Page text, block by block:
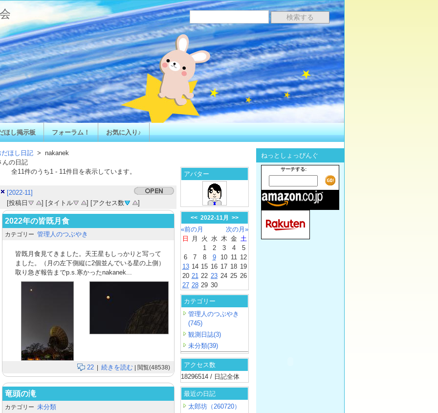
ほし掲示板 フォーラム！ お気に入り♪
だほし日記 > nakanek
んの日記
全11件のうち1- 11件目を表示しています。
[2022-11]
[投稿日
] [タイトル ] [アクセス数 ]
2022年の皆既月食
カテゴリー 管理人のつぶやき
皆既月食見てきました。天王星もしっかりと写って
ました。（月の左下側縦に2個並んでいる星の上側）
取り急ぎ報告までp.s.寒かったnakanek...
22 | 続きを読む | 閲覧(48538)
竜頭の滝
カテゴリー 未分類
アバター
<< 2022-11月 >>
«前の月
次の月»
日
月 火 水 木 金 土
1
2 3 4
5
6
7 8 9 10 11 12
13 14 15 16 17 18 19
20 21 22 23 24 25 26
27 28 29 30
カテゴリー
管理人のつぶやき
(745)
観測日誌(3)
未分類(39)
アクセス数
18296514 / 日記全体
最近の日記
太郎坊（260720）
ねっとしょっぴんぐ
サーチする: